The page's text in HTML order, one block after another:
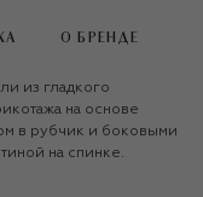
О БРЕНДЕ
из гладкого
на основе
в рубчик и боковыми
на спинке.